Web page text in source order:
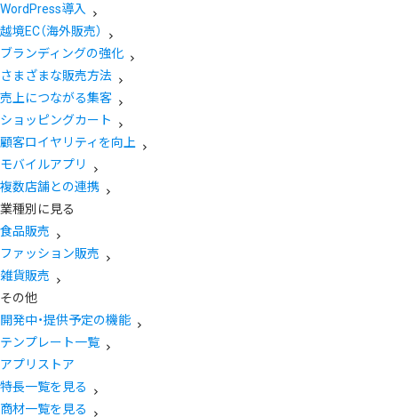
WordPress導入
越境EC（海外販売）
ブランディングの強化
さまざまな販売方法
売上につながる集客
ショッピングカート
顧客ロイヤリティを向上
モバイルアプリ
複数店舗との連携
業種別に見る
食品販売
ファッション販売
雑貨販売
その他
開発中・提供予定の機能
テンプレート一覧
アプリストア
特長一覧を見る
商材一覧を見る